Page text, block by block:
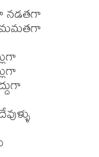
మమతగా